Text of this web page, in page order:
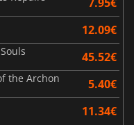
12.09€
45.52€
the Archon 5.40€
11.34€